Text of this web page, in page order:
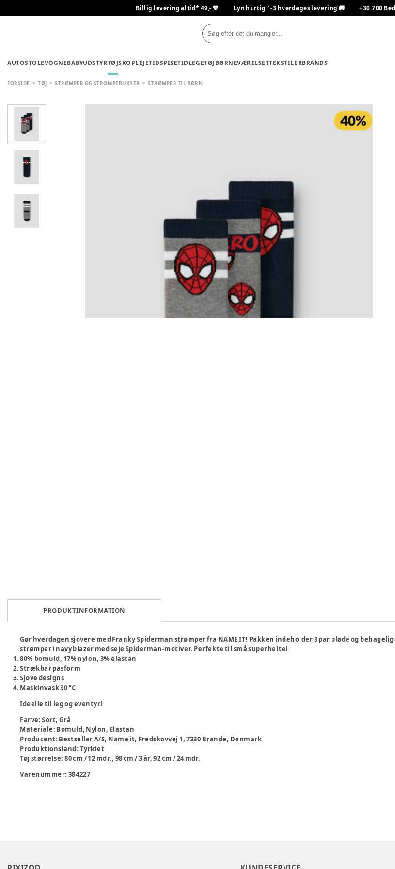
Billig levering altid* 49,- 💙 Lyn hurtig 1-3 hverdages levering 🚚 +30.700
AUTOSTOLEVOGNEBABYUDSTYRTØJSKOPLEJETIDSPISETIDLEGETØJBØRNEVÆRELSETTEKSTILERBRANDS
FORSIDE TØJ STRØMPER OG STRØMPEBUKSER STRØMPER TIL BØRN
PRODUKTINFORMATION
Gør hverdagen sjovere med Franky Spiderman strømper fra NAME IT! Pakken indeholder 3 par bløde og
strømper i navy blazer med seje Spiderman-motiver. Perfekte til små superhelte!
80% bomuld, 17% nylon, 3% elastan
Strækbar pasform
Sjove designs
Maskinvask 30 °C
Ideelle til leg og eventyr!
Farve:Sort, Grå
Materiale: Bomuld, Nylon, Elastan
Producent: Bestseller A/S, Name it, Fredskovvej 1, 7330 Brande, Denmark
Produktionsland: Tyrkiet
Tøj størrelse:80 cm / 12 mdr., 98 cm / 3 år, 92 cm / 24 mdr.
Varenummer: 384227